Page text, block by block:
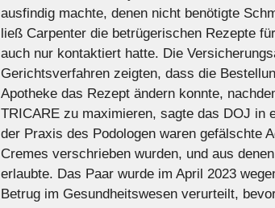
ausfindig machte, denen nicht benötigte
ließ Carpenter die betrügerischen Rezepte
auch nur kontaktiert hatte. Die
Gerichtsverfahren zeigten, dass die
Apotheke das Rezept ändern konnte,
TRICARE zu maximieren, sagte das DOJ in
der Praxis des Podologen waren gefälschte
Cremes verschrieben wurden, und aus
erlaubte. Das Paar wurde im April 2023
Betrug im Gesundheitswesen verurteilt,